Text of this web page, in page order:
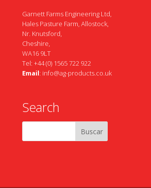
Garnett Farms Engineering Ltd,
Hales Pasture Farm, Allostock,
Nr. Knutsford,
Cheshire,
WA16 9LT
Tel: +44 (0) 1565 722 922
Email: info@ag-products.co.uk
Search